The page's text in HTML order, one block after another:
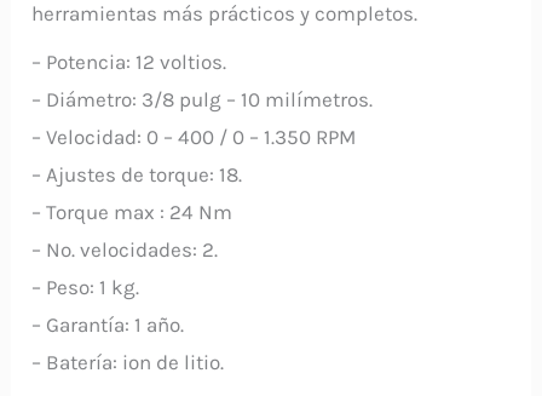
herramientas más prácticos y completos.
– Potencia: 12 voltios.
– Diámetro: 3/8 pulg – 10 milímetros.
– Velocidad: 0 – 400 / 0 – 1.350 RPM
– Ajustes de torque: 18.
– Torque max : 24 Nm
– No. velocidades: 2.
– Peso: 1 kg.
– Garantía: 1 año.
– Batería: ion de litio.